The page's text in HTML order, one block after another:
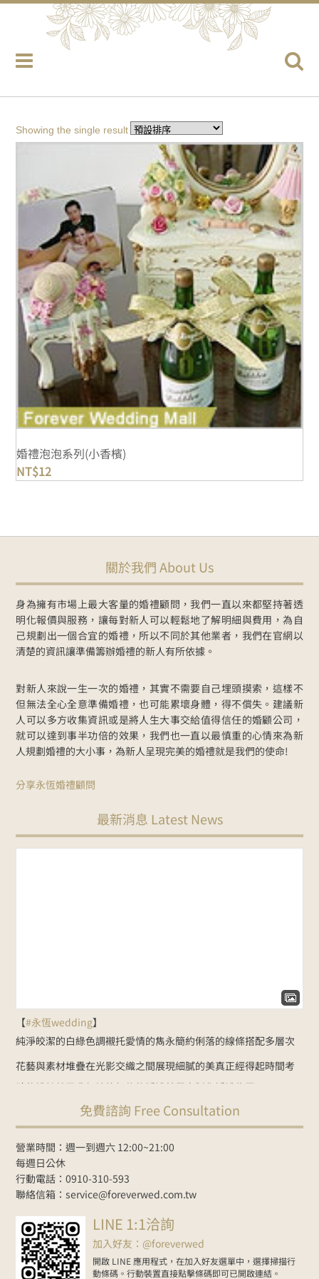
Showing the single result
婚禮泡泡系列(小香檳)
NT$12
關於我們 About Us
身為擁有市場上最大客量的婚禮顧問，我們一直以來都堅持著透
明化報價與服務，讓每對新人可以輕鬆地了解明細與費用，為自
己規劃出一個合宜的婚禮，所以不同於其他業者，我們在官網以
清楚的資訊讓準備籌辦婚禮的新人有所依據。
對新人來說一生一次的婚禮，其實不需要自己埋頭摸索，這樣不
但無法全心全意準備婚禮，也可能累壞身體，得不償失。建議新
人可以多方收集資訊或是將人生大事交給值得信任的婚顧公司，
就可以達到事半功倍的效果，我們也一直以最慎重的心情來為新
人規劃婚禮的大小事，為新人呈現完美的婚禮就是我們的使命!
分享永恆婚禮顧問
最新消息 Latest News
【#永恆wedding】
純淨皎潔的白綠色調襯托愛情的雋永簡約俐落的線條搭配多層次
花藝與素材堆疊在光影交織之間展現細膩的美真正經得起時間考
驗的設計 就是我們始終相信的婚禮美學 客製化婚禮佈置：
Line諮詢 goo.gl/zbYK49新人預約官網
紀錄 #婚禮樂團
2026-06-01
免費諮詢 Free Consultation
營業時間：週一到週六 12:00~21:00
每週日公休
行動電話：0910-310-593
聯絡信箱：service@foreverwed.com.tw
LINE 1:1洽詢
加入好友：@foreverwed
開啟 LINE 應用程式，在加入好友選單中，選擇掃描行
動條碼。行動裝置直接點擊條碼即可已開啟連結。